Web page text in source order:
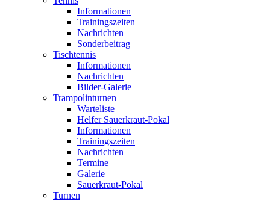
Informationen
Trainingszeiten
Nachrichten
Sonderbeitrag
Tischtennis
Informationen
Nachrichten
Bilder-Galerie
Trampolinturnen
Warteliste
Helfer Sauerkraut-Pokal
Informationen
Trainingszeiten
Nachrichten
Termine
Galerie
Sauerkraut-Pokal
Turnen